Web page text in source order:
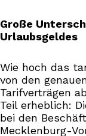
Große
Urlaubsgeldes
Wie hoch das
von den
Tarifverträgen
Teil erheblich:
bei den
Mecklenburg-